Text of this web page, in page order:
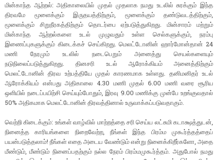
மின்காந்த ஆற்றல்: அதிகாலையில் முதல் முதலாக நமது உடலில் சுரக்கும் இந்த
திரவமே மூளைக்கும் இருதயத்திற்கும், மூளைக்கும் தண்டுவடத்திற்கும்,
மூளைக்கும் சிறுநீரகத்திற்கும் தொடர்பை ஏற்படுத்துகிறது. மின்சாரம் மற்றும்
மின்காந்த ஆற்றல்களை உடல் முழுவதும் உள்ள செல்களுக்கும், நரம்பு
இணைப்புகளுக்கும் கிடைக்கச் செய்கிறது. மெலட்டோனின் ஹார்மோன்தான் 24
மணி நேரமும் உடலில் நடைபெறும் அனைத்து செயல்களையும்
நடுநிலைப்படுத்துகிறது. தினசரி உடல் ஆரோக்கியம் அனைத்திற்கும்
மெலட்டோனின் திரவ உற்பத்தியே முதல் காரணமாக உள்ளது. தனிமனிதர் உடல்
ஆரோக்கியம் என்பது அதிகாலை 4.30 மணி முதல் 6.00 மணி வரை சூரிய
ஒளியில் நடைப்பயிற்சி செய்யும்போதும், இரவு 9.00 மணிக்கு முன்பே உறங்குவதால்
50% அதிகமாக மெலட்டோனின் திரவத்தினால் உருவாக்கப்படுவதாகும்.
வெற்றி கிடைக்கும்: உங்கள் வாழ்வில் மாற்றத்தை சரி செய்ய லட்சுமி கடாக்ஷத்துடன்,
நினைத்த காரியங்களை நிறைவேற்ற, நீங்கள் இந்த பிரம்ம முகூர்த்தத்தைப்
பயன்படுத்தலாம்! நீங்கள் எதை அடைய வேண்டும் என்று நினைக்கிறீர்களோ, அதை
மீண்டும், மீண்டும் நினைப்பதற்கும் நல்ல நேரம் பிரம்மமுகூர்த்தம். அதுபோல் நமது